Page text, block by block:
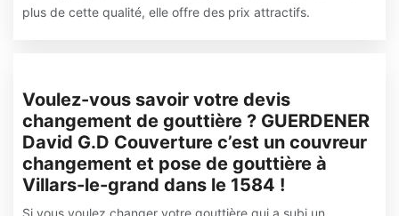
plus de cette qualité, elle offre des prix attractifs.
Voulez-vous savoir votre devis
changement de gouttière ? GUERDENER
David G.D Couverture c’est un couvreur
changement et pose de gouttière à
Villars-le-grand dans le 1584 !
Si vous voulez changer votre gouttière qui a subi un